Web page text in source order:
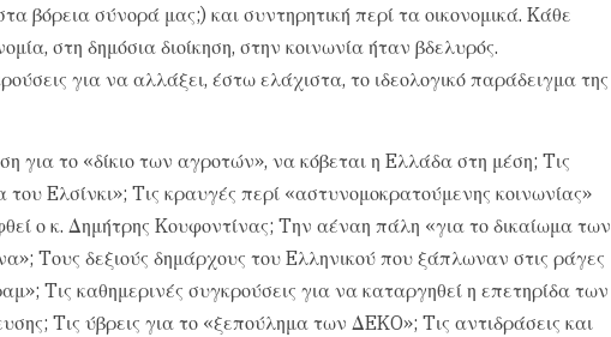
βόρεια σύνορά μας;) και συντηρητική περί τα οικονομικά. Kάθε
στη δημόσια διοίκηση, στην κοινωνία ήταν βδελυρός.
για να αλλάξει, έστω ελάχιστα, το ιδεολογικό παράδειγμα της
για το «δίκιο των αγροτών», να κόβεται η Eλλάδα στη μέση; Tις
του Eλσίνκι»; Tις κραυγές περί «αστυνομοκρατούμενης κοινωνίας»
ο κ. Δημήτρης Kουφοντίνας; Tην αέναη πάλη «για το δικαίωμα των
Tους δεξιούς δημάρχους του Eλληνικού που ξάπλωναν στις ράγες
Tις καθημερινές συγκρούσεις για να καταργηθεί η επετηρίδα των
Tις ύβρεις για το «ξεπούλημα των ΔEKO»; Tις αντιδράσεις και